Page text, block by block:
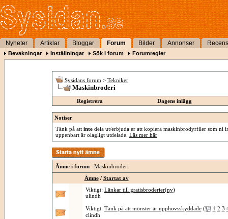
Nyheter Artiklar Bloggar Forum Bilder Annonser
Bevakningar Inställningar Sök i forum Forumregler
Sysidans forum > Tekniker
Maskinbroderi
Registrera Dagens inlägg
Notiser
Tänk på att intedela ut/erbjuda er att kopiera maskinbrodyrfiler som ni
uppenbart är olagligt utdelade. Läs mer här
Ämne i forum: Maskinbroderi
Ämne/ Startat av
Viktigt: Länkar till gratisbroderier(ny)
ulindh
Viktigt: Tänk på att mönster är upphovsskyddade ( 1 2 3
clindh